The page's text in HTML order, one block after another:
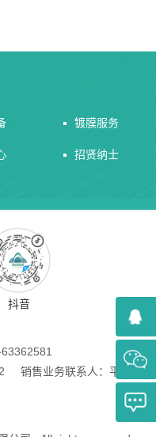
镀膜服务
招贤纳士
抖音
销售业务联系人：平小兵